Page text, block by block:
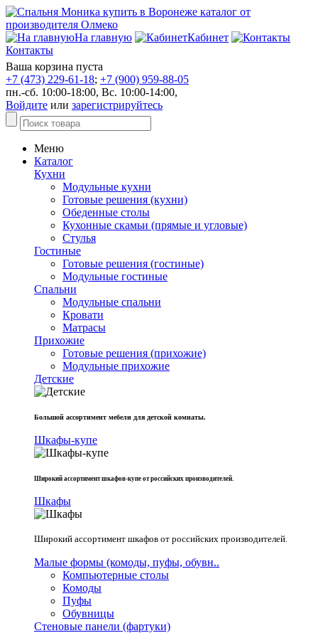
На главную
Кабинет
Контакты
Ваша корзина пуста
+7 (473) 229-61-18; +7 (900) 959-88-05
пн.-сб. 10:00-18:00, Вс. 10:00-14:00,
Войдите или зарегистрируйтесь
Меню
Каталог
Кухни
Модульные кухни
Готовые решения (кухни)
Обеденные столы
Кухонные скамьи (прямые и угловые)
Стулья
Гостиные
Готовые решения (гостиные)
Модульные гостиные
Спальни
Модульные спальни
Кровати
Матрасы
Прихожие
Готовые решения (прихожие)
Модульные прихожие
Детские
Большой ассортимент мебели для детской комнаты.
Шкафы-купе
Широкий ассортимент шкафов-купе от российских производителей.
Шкафы
Широкий ассортимент шкафов от российских производителей.
Малые формы (комоды, пуфы, обувн..
Компьютерные столы
Комоды
Пуфы
Обувницы
Стеновые панели (фартуки)